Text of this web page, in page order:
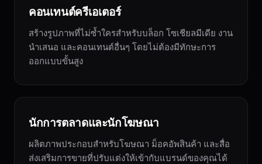
คอนเทนต์ครีเอเตอร์
สร้างรูปภาพที่ไม่ซ้ำใครสำหรับบล็อก โซเชียลมีเดีย งาน
นำเสนอ และคอนเทนต์อื่นๆ โดยไม่ต้องมีทักษะการ
ออกแบบขั้นสูง
นักการตลาดและนักโฆษณา
ผลิตภาพประกอบสำหรับโฆษณา ม็อคอัพสินค้า และสื่อ
ส่งเสริมการขายที่ปรับแต่งให้เข้ากับแบรนด์ของคุณได้